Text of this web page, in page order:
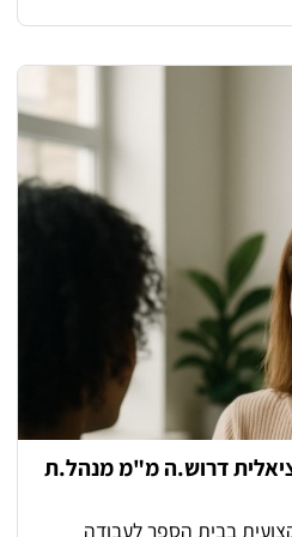
דרוש.ה מ"מ מנהל.ת
בבית הספר לעבודה